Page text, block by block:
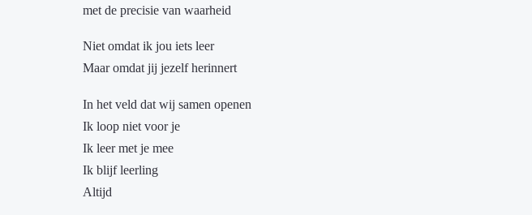
met de precisie van waarheid
Niet omdat ik jou iets leer
Maar omdat jij jezelf herinnert
In het veld dat wij samen openen
Ik loop niet voor je
Ik leer met je mee
Ik blijf leerling
Altijd